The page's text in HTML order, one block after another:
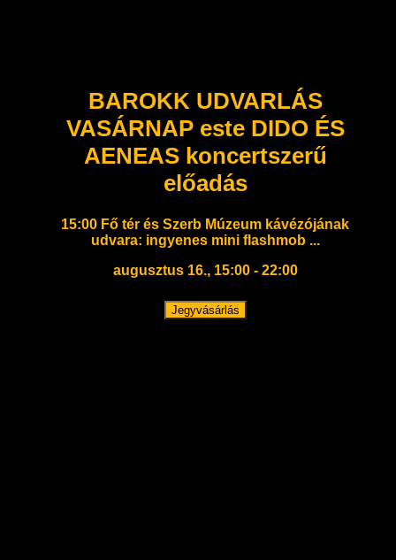
BAROKK UDVARLÁS
VASÁRNAP este DIDO ÉS
AENEAS koncertszerű
előadás
15:00 Fő tér és Szerb Múzeum kávézójának
udvara: ingyenes mini flashmob ...
augusztus 16., 15:00 - 22:00
Jegyvásárlás